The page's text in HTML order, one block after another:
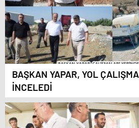
BAŞKAN YAPAR, YOL
İNCELEDİ